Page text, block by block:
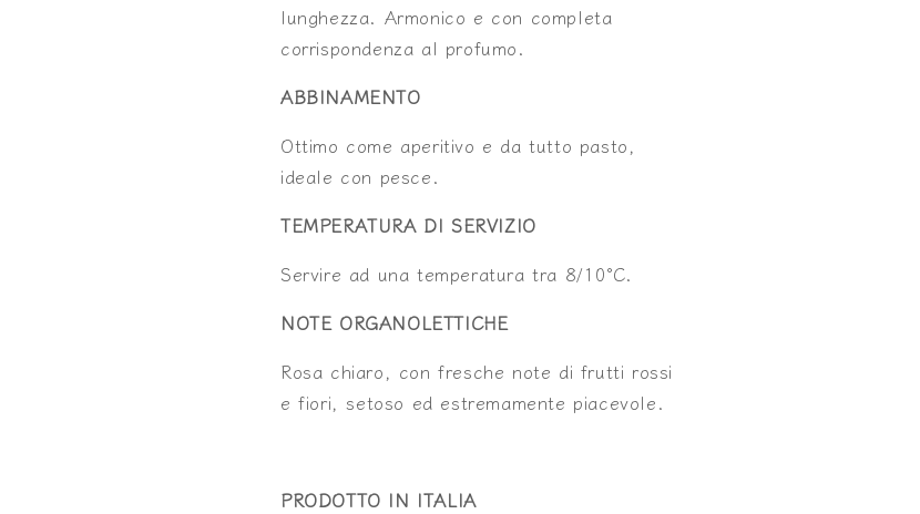
lunghezza. Armonico e con completa
corrispondenza al profumo.
ABBINAMENTO
Ottimo come aperitivo e da tutto pasto,
ideale con pesce.
TEMPERATURA DI SERVIZIO
Servire ad una temperatura tra 8/10°C.
NOTE ORGANOLETTICHE
Rosa chiaro, con fresche note di frutti rossi
e fiori, setoso ed estremamente piacevole.
PRODOTTO IN ITALIA